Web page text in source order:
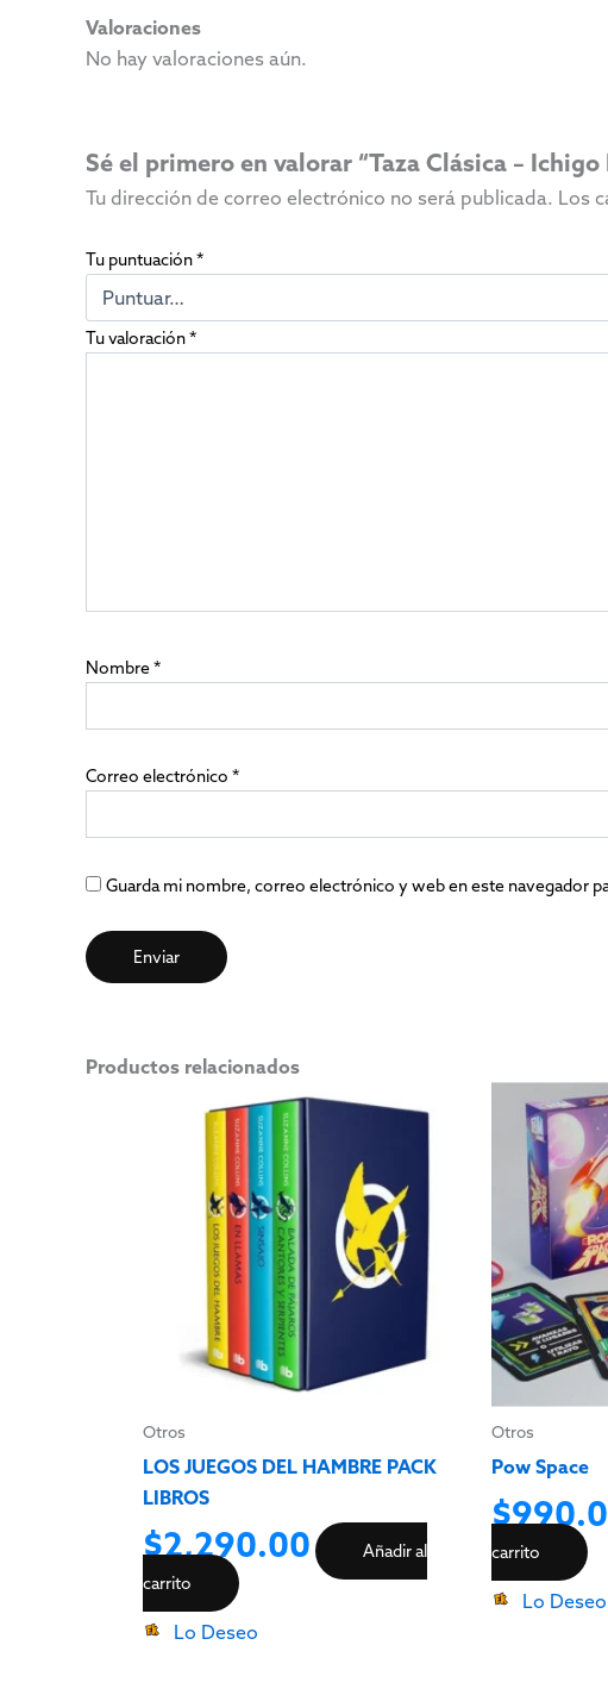
Valoraciones
No hay valoraciones aún.
Sé el primero en valorar “Taza Clásica –
Tu dirección de correo electrónico no será publicada. Los
Tu puntuación*
Tu valoración*
Nombre*
Correo electrónico *
Guarda mi nombre, correo electrónico y web en este navegador
Productos relacionados
Otros
LOS JUEGOS DEL HAMBRE PACK
LIBROS
$2,290.00
Añadir al
carrito
Lo Deseo
Otros
Pow Space
$
carrito
Lo Deseo